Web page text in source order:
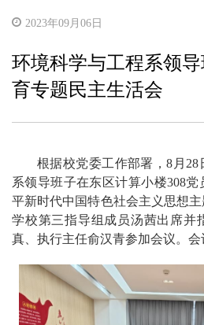
2023年09月06日
环境科学与工程系领
育专题民主生活会
根据校党委工作部署，8月
系领导班子在东区计算小楼308
平新时代中国特色社会主义思想主
学校第三指导组成员汤茜出席并
真、执行主任俞汉青参加会议。会